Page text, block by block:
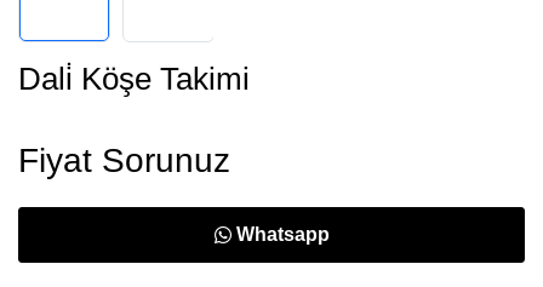
Dali̇ Köşe Takimi
Fiyat Sorunuz
Whatsapp